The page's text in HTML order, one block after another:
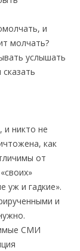
и
молчать?
услышать
и никто не
как
от
уж и гадкие».
и
СМИ